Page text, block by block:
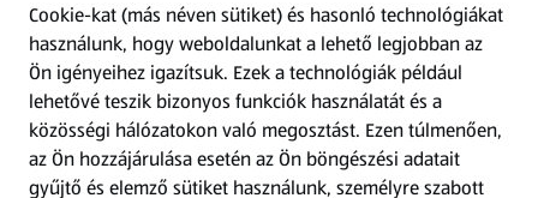
Kérdőív
Fizetési lehetőségek
ALDI utalványok
Cookie-kat (más néven sütiket) és hasonló technológiákat
használunk, hogy weboldalunkat a lehető legjobban az
Ön igényeihez igazítsuk. Ezek a technológiák például
lehetővé teszik bizonyos funkciók használatát és a
közösségi hálózatokon való megosztást. Ezen túlmenően,
az Ön hozzájárulása esetén az Ön böngészési adatait
gyűjtő és elemző sütiket használunk, személyre szabott